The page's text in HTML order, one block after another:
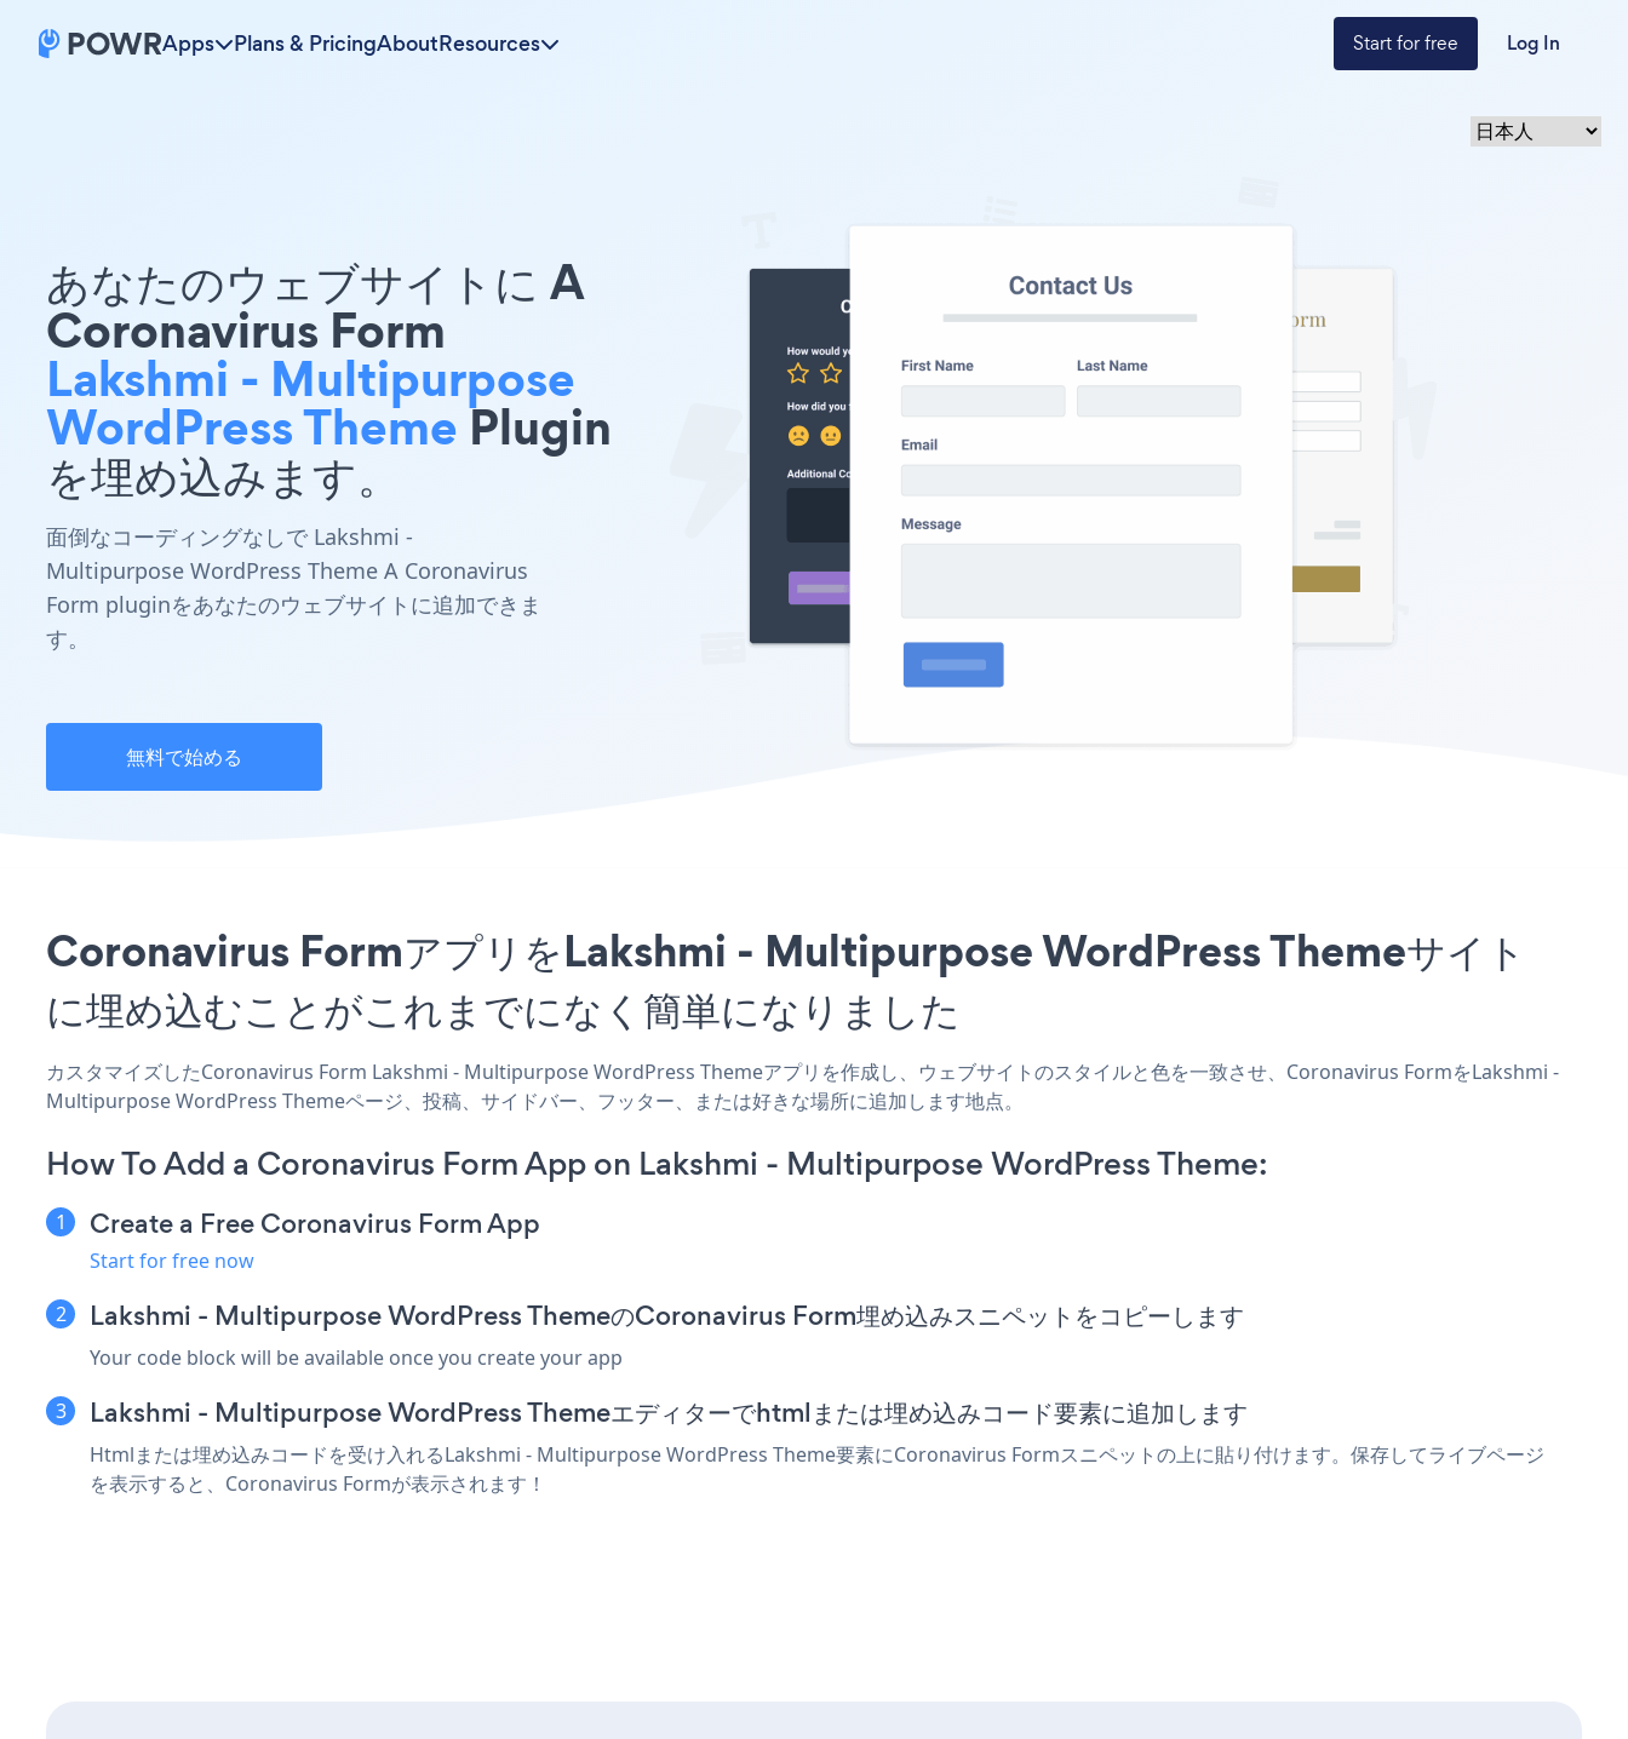
Apps Plans & PricingAboutResources Start for free Log In
あなたのウェブサイトに A
Coronavirus Form
Lakshmi - Multipurpose
WordPress ThemePlugin
を埋め込みます。
面倒なコーディングなしで Lakshmi -
Multipurpose WordPress Theme A Coronavirus
Form pluginをあなたのウェブサイトに追加できま
す。
無料で始める
Coronavirus FormアプリをLakshmi - Multipurpose WordPress Themeサイト
に埋め込むことがこれまでになく簡単になりました
カスタマイズしたCoronavirus Form Lakshmi - Multipurpose WordPress Themeアプリを作成し、ウェブサイトのスタイルと色を一致させ、Coronavirus FormをLakshmi -
Multipurpose WordPress Themeページ、投稿、サイドバー、フッター、または好きな場所に追加します地点。
How To Add a Coronavirus Form App on Lakshmi - Multipurpose WordPress Theme:
Create a Free Coronavirus Form App
Start for free now
Lakshmi - Multipurpose WordPress ThemeのCoronavirus Form埋め込みスニペットをコピーします
Your code block will be available once you create your app
Lakshmi - Multipurpose WordPress Themeエディターでhtmlまたは埋め込みコード要素に追加します
Htmlまたは埋め込みコードを受け入れるLakshmi - Multipurpose WordPress Theme要素にCoronavirus Formスニペットの上に貼り付けます。保存してライブページ
を表示すると、Coronavirus Formが表示されます！